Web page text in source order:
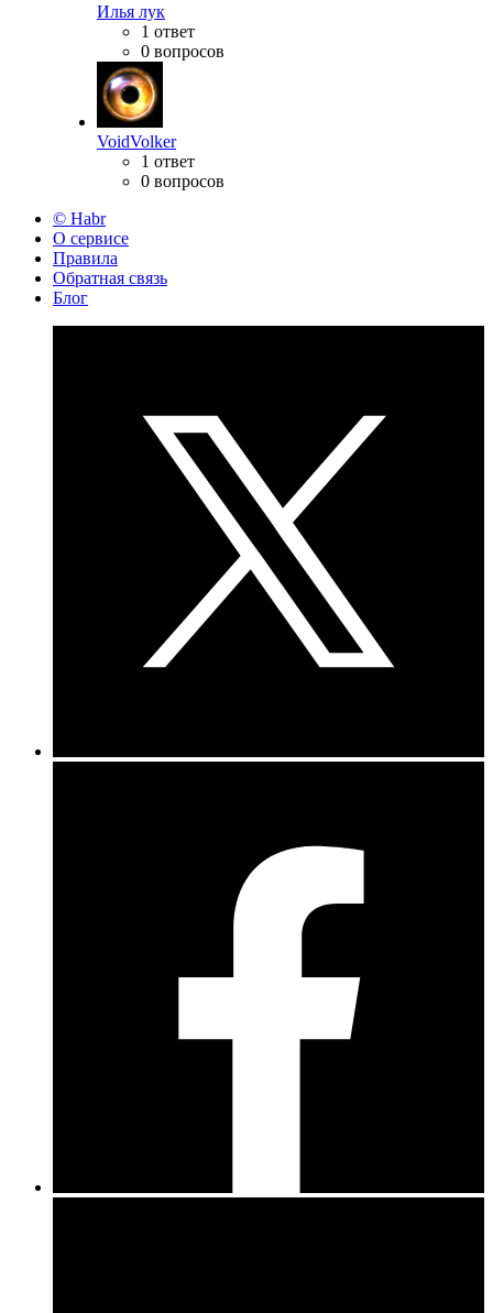
Илья лук
1 ответ
0 вопросов
VoidVolker
1 ответ
0 вопросов
© Habr
О сервисе
Правила
Обратная связь
Блог